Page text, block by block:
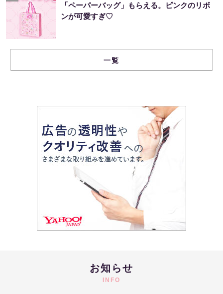
「ペーパーバッグ」もらえる。ピンクのリボ
ンが可愛すぎ♡
一覧
お知らせ
INFO